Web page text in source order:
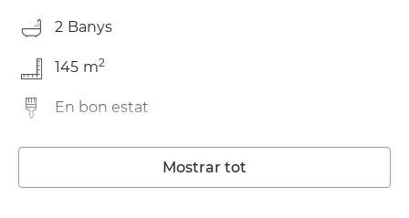
2 Banys
145 m2
En bon estat
Rentadora
Ascensor
Mostrar tot